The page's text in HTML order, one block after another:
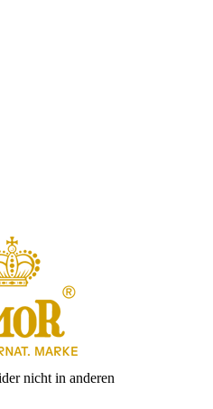
nicht in anderen